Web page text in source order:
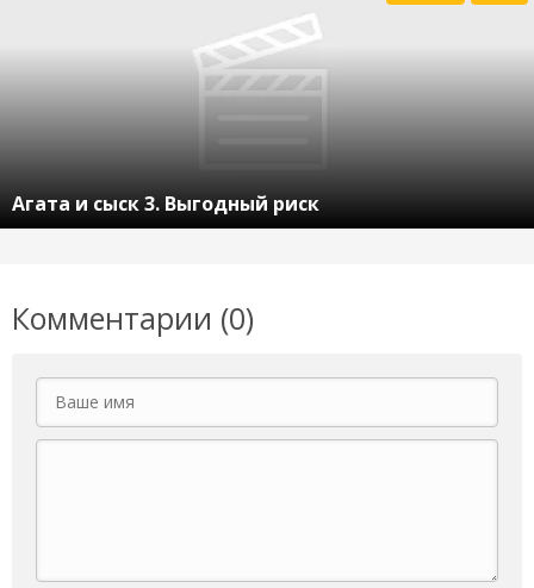
Агата и сыск 3. Выгодный риск
Комментарии (0)